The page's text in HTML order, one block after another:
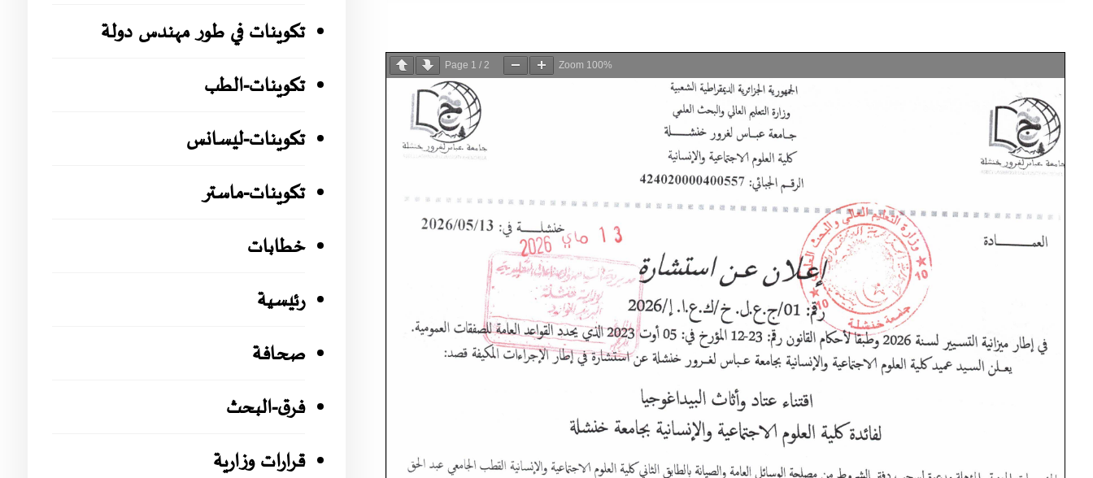
Page 1 /2 Zoom 100%
تكوينات في طور مهندس دولة
تكوينات-الطب
تكوينات-ليسانس
تكوينات-ماستر
خطابات
رئيسية
صحافة
فرق-البحث
قرارات وزارية